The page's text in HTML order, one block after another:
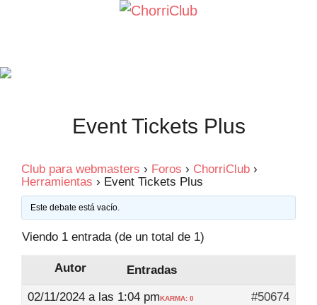
Event Tickets Plus
Club para webmasters › Foros › ChorriClub ›
Herramientas › Event Tickets Plus
Este debate está vacío.
Viendo 1 entrada (de un total de 1)
Autor
Entradas
02/11/2024 a las 1:04 pm
#50674
KARMA: 0